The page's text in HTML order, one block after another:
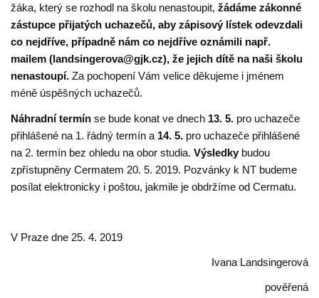
žáka, který se rozhodl na školu nenastoupit,žádáme zákonné
zástupce přijatých uchazečů, aby zápisový lístek odevzdali
co nejdříve, případně nám co nejdříve oznámili např.
mailem (landsingerova@gjk.cz), že jejich dítě na naši školu
nenastoupí. Za pochopení Vám velice děkujeme i jménem
méně úspěšných uchazečů.
Náhradní termín se bude konat ve dnech 13. 5. pro uchazeče
přihlášené na 1. řádný termín a 14. 5. pro uchazeče přihlášené
na 2. termín bez ohledu na obor studia.Výsledky budou
zpřístupněny Cermatem 20. 5. 2019. Pozvánky k NT budeme
posílat elektronicky i poštou, jakmile je obdržíme od Cermatu.
V Praze dne 25. 4. 2019
Ivana Landsingerová
pověřená